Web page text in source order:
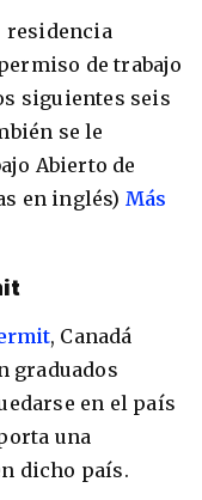
residencia
de trabajo
siguientes seis
se le
Abierto de
en inglés) Más
, Canadá
graduados
en el país
una
dicho país.